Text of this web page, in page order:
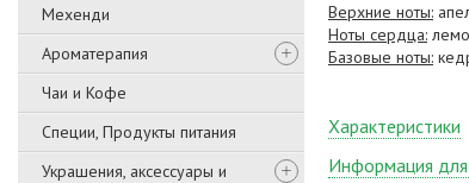
Мехенди
Ароматерапия
Чаи и Кофе
Специи, Продукты питания
Украшения, аксессуары и
Верхние ноты:
Ноты сердца:
Базовые ноты:
Характеристики
Информация для